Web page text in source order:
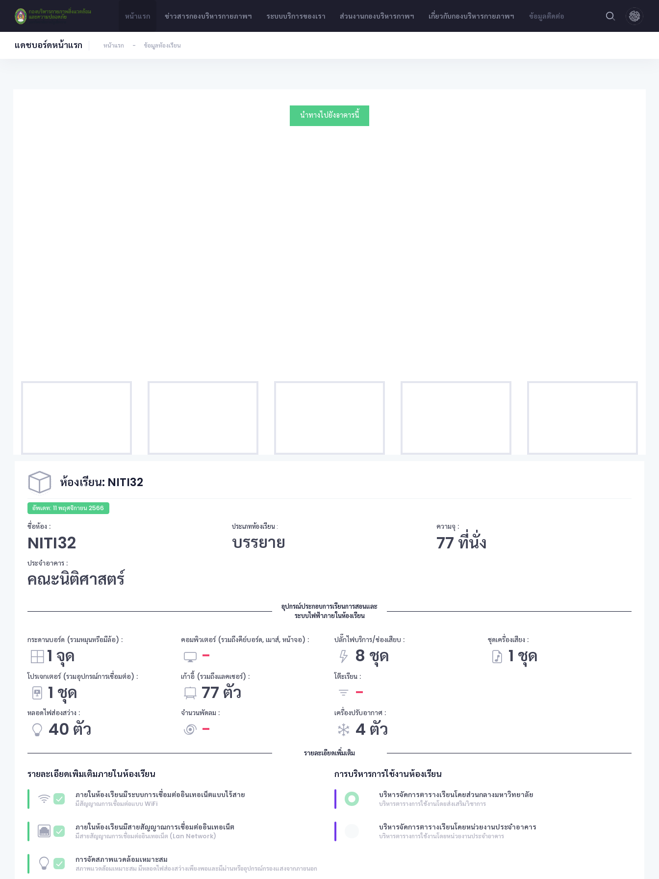
หน้าแรก ข่าวสารกองบริหารกายภาพฯ ระบบบริการของเรา ส่วนงานกองบริหารกาพฯ เกี่ยวกับกองบริหารกายภาพฯ ข้อมูลติดต่อ
แดชบอร์ดหน้าแรก หน้าแรก - ข้อมูลห้องเรียน
นำทางไปยังอาคารนี้
ห้องเรียน: NITI32
อัพเดท: 11 พฤศจิกายน 2566
ชื่อห้อง :
NITI32
ประเภทห้องเรียน :
บรรยาย
ความจุ :
77 ที่นั่ง
ประจำอาคาร :
คณะนิติศาสตร์
อุปกรณ์ประกอบการเรียนการสอนและ
ระบบไฟฟ้าภายในห้องเรียน
กระดานบอร์ด (รวมหมุนหรือมีล้อ) :
1 จุด
คอมพิวเตอร์ (รวมถึงคีย์บอร์ด, เมาส์, หน้าจอ) :
-
ปลั๊กไฟบริการ/ช่องเสียบ :
8 ชุด
ชุดเครื่องเสียง :
1 ชุด
โปรเจกเตอร์ (รวมอุปกรณ์การเชื่อมต่อ) :
1 ชุด
เก้าอี้ (รวมถึงแลคเชอร์) :
77 ตัว
โต๊ะเรียน :
-
หลอดไฟส่องสว่าง :
40 ตัว
จำนวนพัดลม :
-
เครื่องปรับอากาศ :
4 ตัว
รายละเอียดเพิ่มเติม
รายละเอียดเพิ่มเติมภายในห้องเรียน
ภายในห้องเรียนมีระบบการเชื่อมต่ออินเทอเน็ตแบบไร้สาย
มีสัญญาณการเชื่อมต่อแบบ WiFi
ภายในห้องเรียนมีสายสัญญาณการเชื่อมต่ออินเทอเน็ต
มีสายสัญญาณการเชื่อมต่ออินเทอเน็ต (Lan Network)
การจัดสภาพแวดล้อมเหมาะสม
สภาพแวดล้อมเหมาะสม มีหลอดไฟส่องสว่างเพียงพอและมีม่านหรืออุปกรณ์กรองแสงจากภายนอก
การบริหารการใช้งานห้องเรียน
บริหารจัดการตารางเรียนโดยส่วนกลางมหาวิทยาลัย
บริหารตารางการใช้งานโดยส่งเสริมวิชาการ
บริหารจัดการตารางเรียนโดยหน่วยงานประจำอาคาร
บริหารตารางการใช้งานโดยหน่วยงานประจำอาคาร